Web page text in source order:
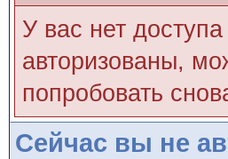
У вас нет
авторизованы,
попробовать
Сейчас вы не